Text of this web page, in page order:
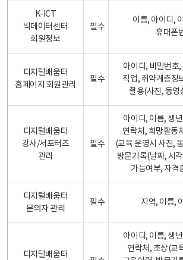
K-ICT
빅데이터센터
회원정보
필수
이름, 아이디,
휴대폰
디지털배움터
홈페이지 회원관리
필수
아이디, 비밀번호
직업, 취약계층정
촬용(사진, 동영
디지털배움터
강사/서포터즈
관리
필수
아이디, 이름, 생
연락처, 희망활동
(교육 운영시 사진,
방문기록(날짜, 시
가능여부, 자격
디지털배움터
문의자 관리
필수 지역, 이름,
디지털배움터
아이디, 이름, 생
연락처, 초상(교